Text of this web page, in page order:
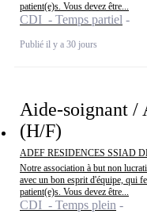
patient(e)s. Vous devez être...
CDI - Temps partiel
Publié il y a 30 jours
Aide-soignant /
(H/F)
ADEF RESIDENCES SSIAD
Notre association à but non
avec un bon esprit d'équipe, qui
patient(e)s. Vous devez être...
CDI - Temps plein